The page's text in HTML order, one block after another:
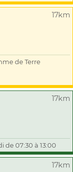
17km
de Terre
17km
de 07:30 à 13:00
17km